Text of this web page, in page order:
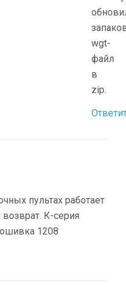
wgt-
файл
в
zip.
пультах работает
возврат. К-серия
1208